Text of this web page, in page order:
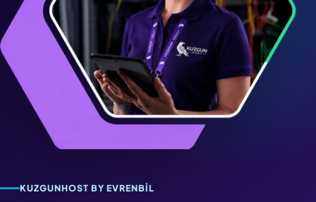
KUZGUNHOST BY EVRENBIL